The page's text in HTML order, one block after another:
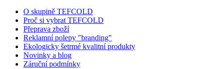
O skupině TEFCOLD
Proč si vybrat TEFCOLD
Přeprava zboží
Reklamní polepy "branding"
Ekologicky šetrmé kvalitní produkty
Novinky a blog
Záruční podmínky